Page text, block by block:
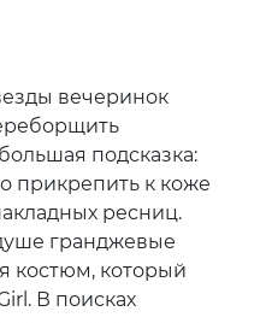
вечеринок
подсказка:
прикрепить к коже
ресниц.
гранджевые
костюм, который
В поисках